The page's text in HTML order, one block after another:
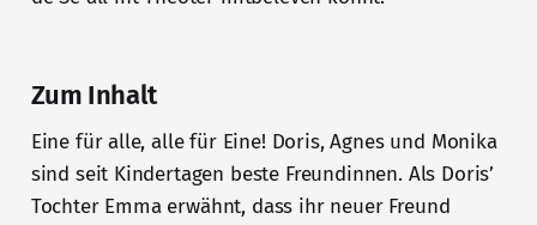
Zum Inhalt
Eine für alle, alle für Eine! Doris, Agnes und Monika
sind seit Kindertagen beste Freundinnen. Als Doris’
Tochter Emma erwähnt, dass ihr neuer Freund